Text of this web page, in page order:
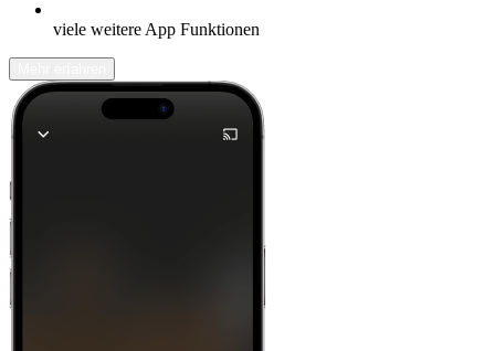
viele weitere App Funktionen